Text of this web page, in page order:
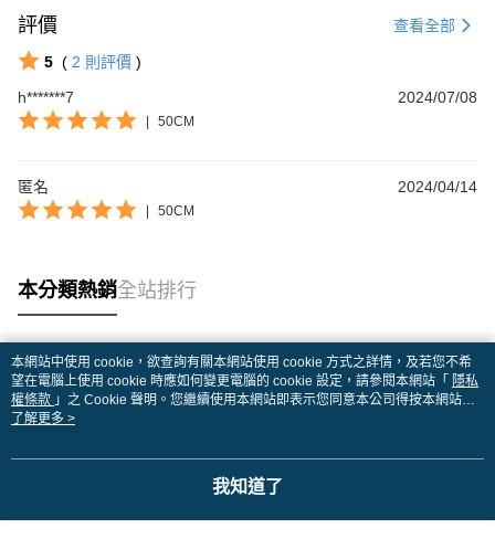
評價 查看全部
5 ( 2 則評價 )
h*******7
2024/07/08
| 50CM
匿名 2024/04/14
| 50CM
本分類熱銷全站排行
熱門標籤
本網站中使用 cookie，欲查詢有關本網站使用 cookie 方式之詳情，及若您不希
望在電腦上使用 cookie 時應如何變更電腦的 cookie 設定，請參閱本網站「 隱私
權條款 」之 Cookie 聲明。您繼續使用本網站即表示您同意本公司得按本網站使
用條款之 Cookie 聲明使用 cookie。
了解更多 >
我知道了